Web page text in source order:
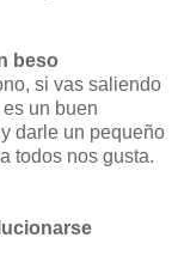
beso
si vas saliendo
un buen
darle un pequeño
todos nos gusta.